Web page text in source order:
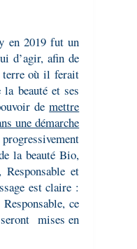
en 2019 fut un
d’agir, afin de
terre où il ferait
beauté et ses
demettre
une démarche
la beauté Bio,
et
est claire :
ce
seront mises en